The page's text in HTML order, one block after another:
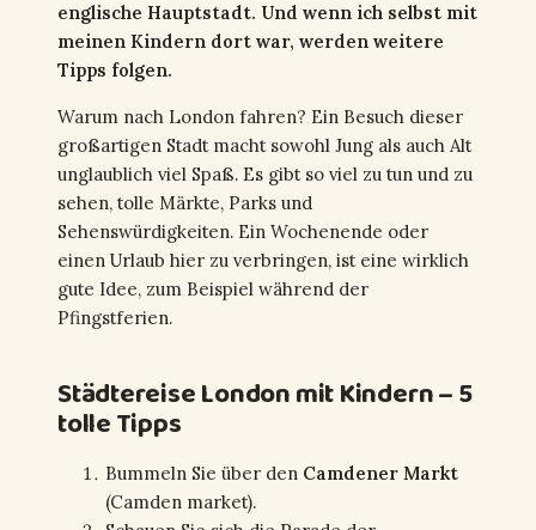
englische Hauptstadt. Und wenn ich selbst mit
meinen Kindern dort war, werden weitere
Tipps folgen.
Warum nach London fahren? Ein Besuch dieser
großartigen Stadt macht sowohl Jung als auch Alt
unglaublich viel Spaß. Es gibt so viel zu tun und zu
sehen, tolle Märkte, Parks und
Sehenswürdigkeiten. Ein Wochenende oder
einen Urlaub hier zu verbringen, ist eine wirklich
gute Idee, zum Beispiel während der
Pfingstferien.
Städtereise London mit Kindern – 5
tolle Tipps
Bummeln Sie über den Camdener Markt
(Camden market).